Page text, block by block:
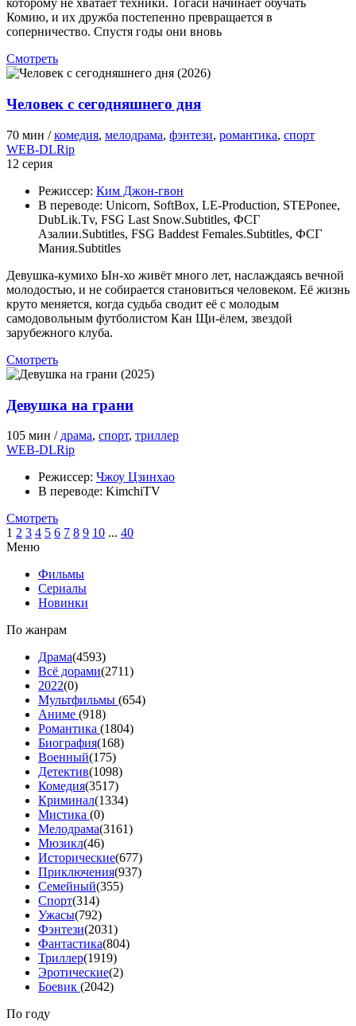
которому не хватает техники. Тогаси начинает обучать
Комию, и их дружба постепенно превращается в
соперничество. Спустя годы они вновь
Смотреть
Человек с сегодняшнего дня
70 мин /комедия, мелодрама, фэнтези, романтика, спорт
WEB-DLRip
12 серия
Режиссер: Ким Джон-гвон
В переводе: Unicorn, SoftBox, LE-Production, STEPonee,
DubLik.Tv, FSG Last Snow.Subtitles, ФСГ
Азалии.Subtitles, FSG Baddest Females.Subtitles, ФСГ
Мания.Subtitles
Девушка-кумихо Ын-хо живёт много лет, наслаждаясь вечной
молодостью, и не собирается становиться человеком. Её жизнь
круто меняется, когда судьба сводит её с молодым
самодовольным футболистом Кан Щи-ёлем, звездой
зарубежного клуба.
Смотреть
Девушка на грани
105 мин / драма, спорт, триллер
WEB-DLRip
Режиссер: Чжоу Цзинхао
В переводе: KimchiTV
Смотреть
1 2 3 4 5 6 7 8 9 10 ... 40
Меню
Фильмы
Сериалы
Новинки
По жанрам
Драма(4593)
Всё дорами(2711)
2022(0)
Мультфильмы (654)
Аниме (918)
Романтика (1804)
Биография(168)
Военный(175)
Детектив(1098)
Комедия(3517)
Криминал(1334)
Мистика (0)
Мелодрама(3161)
Мюзикл(46)
Исторические(677)
Приключения(937)
Семейный(355)
Спорт(314)
Ужасы(792)
Фэнтези(2031)
Фантастика(804)
Триллер(1919)
Эротические(2)
Боевик (2042)
По году